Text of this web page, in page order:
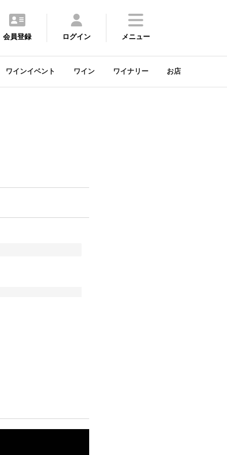
会員登録 ログイン メニュー
ワインイベント ワイン ワイナリー お店